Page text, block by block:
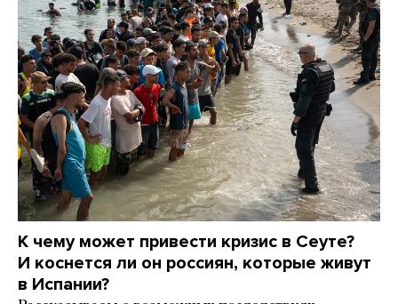
К чему может привести кризис в Сеуте?
И коснется ли он россиян, которые живут
в Испании?